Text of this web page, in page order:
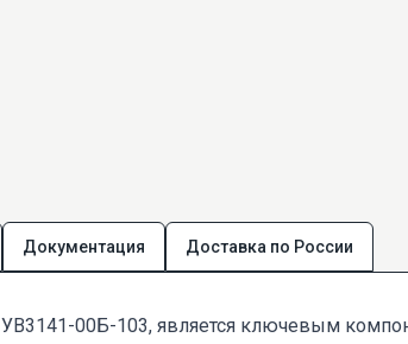
Документация Доставка по России
00Б-103, является ключевым